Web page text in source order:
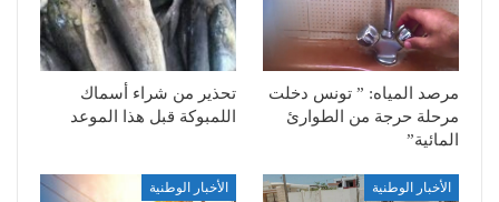
مرصد المياه: ” تونس دخلت
مرحلة حرجة من الطوارئ
المائية”
تحذير من شراء أسماك
اللمبوكة قبل هذا الموعد
الأخبار الوطنية الأخبار الوطنية